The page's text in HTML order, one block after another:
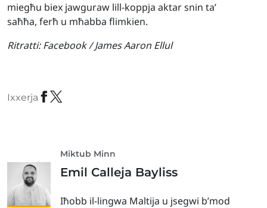
miegħu biex jawguraw lill-koppja aktar snin ta’
saħħa, ferħ u mħabba flimkien.
Ritratti: Facebook / James Aaron Ellul
Ixxerja
Miktub Minn
Emil Calleja Bayliss
Iħobb il-lingwa Maltija u jsegwi b’mod